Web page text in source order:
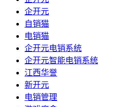
企开元
自销猫
电销猫
企开元电销系统
企开元智能电销系统
江西华誉
新开元
电销管理